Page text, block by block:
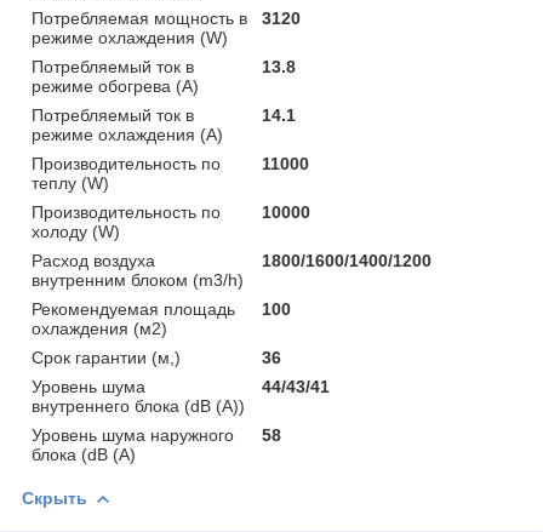
Потребляемая мощность в
режиме охлаждения (W)
3120
Потребляемый ток в
режиме обогрева (A)
13.8
Потребляемый ток в
режиме охлаждения (A)
14.1
Производительность по
теплу (W)
11000
Производительность по
холоду (W)
10000
Расход воздуха
внутренним блоком (m3/h)
1800/1600/1400/1200
Рекомендуемая площадь
охлаждения (м2)
100
Срок гарантии (м,)
36
Уровень шума
внутреннего блока (dB (A))
44/43/41
Уровень шума наружного
блока (dB (A)
58
Скрыть